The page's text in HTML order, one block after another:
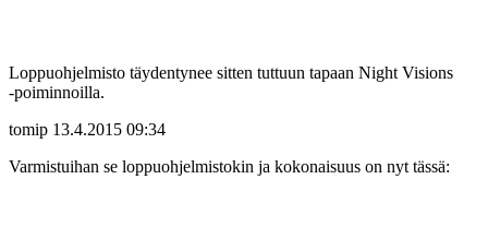
Loppuohjelmisto täydentynee sitten tuttuun tapaan Night Visions
‑poiminnoilla.
tomip 13.4.2015 09:34
Varmistuihan se loppuohjelmistokin ja kokonaisuus on nyt tässä: